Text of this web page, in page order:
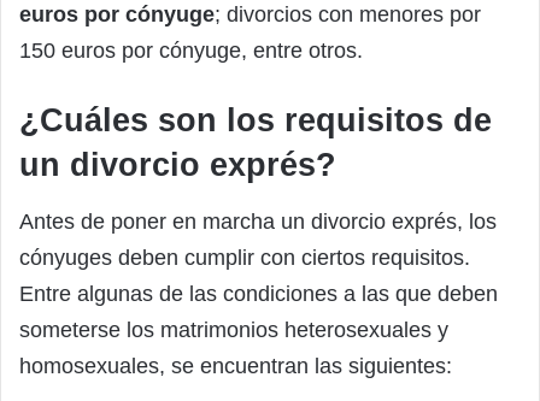
euros por cónyuge; divorcios con menores por
150 euros por cónyuge, entre otros.
¿Cuáles son los requisitos de
un divorcio exprés?
Antes de poner en marcha un divorcio exprés, los
cónyuges deben cumplir con ciertos requisitos.
Entre algunas de las condiciones a las que deben
someterse los matrimonios heterosexuales y
homosexuales, se encuentran las siguientes: